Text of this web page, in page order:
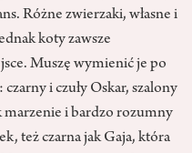
Różne zwierzaki, własne i
koty zawsze
Muszę wymienić je po
i czuły Oskar, szalony
i bardzo rozumny
też czarna jak Gaja, która